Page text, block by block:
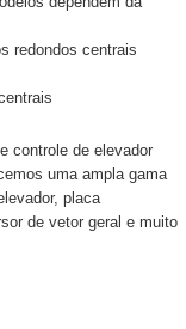
redondos centrais
controle de elevador
uma ampla gama
placa
de vetor geral e muito